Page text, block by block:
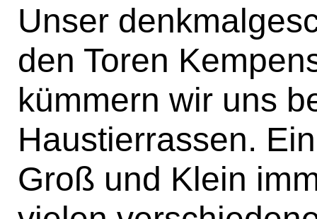
Unser
den Toren
kümmern wir uns
Haustierrassen.
Groß und Klein